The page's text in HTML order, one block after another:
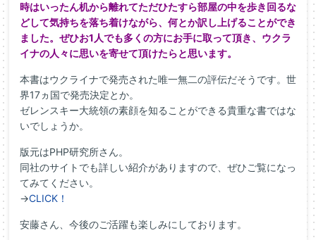
時はいったん机から離れてただひたすら部屋の中を歩き回るな
どして気持ちを落ち着けながら、何とか訳し上げることができ
ました。ぜひお1人でも多くの方にお手に取って頂き、ウクラ
イナの人々に思いを寄せて頂けたらと思います。
本書はウクライナで発売された唯一無二の評伝だそうです。世
界17ヵ国で発売決定とか。
ゼレンスキー大統領の素顔を知ることができる貴重な書ではな
いでしょうか。
版元はPHP研究所さん。
同社のサイトでも詳しい紹介がありますので、ぜひご覧になっ
てみてください。
→CLICK！
安藤さん、今後のご活躍も楽しみにしております。